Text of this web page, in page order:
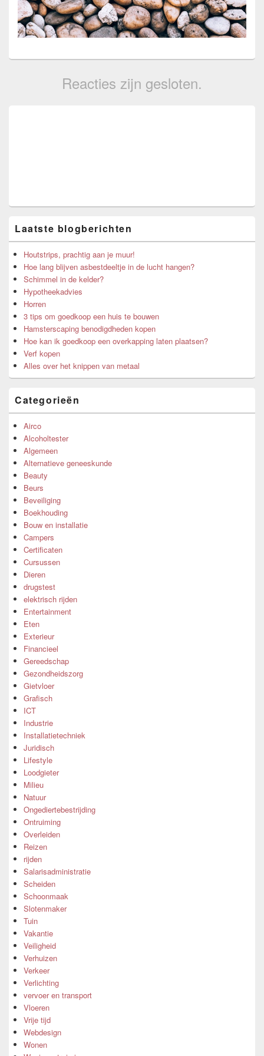
Reacties zijn gesloten.
Laatste blogberichten
Houtstrips, prachtig aan je muur!
Hoe lang blijven asbestdeeltje in de lucht hangen?
Schimmel in de kelder?
Hypotheekadvies
Horren
3 tips om goedkoop een huis te bouwen
Hamsterscaping benodigdheden kopen
Hoe kan ik goedkoop een overkapping laten plaatsen?
Verf kopen
Alles over het knippen van metaal
Categorieën
Airco
Alcoholtester
Algemeen
Alternatieve geneeskunde
Beauty
Beurs
Beveiliging
Boekhouding
Bouw en installatie
Campers
Certificaten
Cursussen
Dieren
drugstest
elektrisch rijden
Entertainment
Eten
Exterieur
Financieel
Gereedschap
Gezondheidszorg
Gietvloer
Grafisch
ICT
Industrie
Installatietechniek
Juridisch
Lifestyle
Loodgieter
Milieu
Natuur
Ongediertebestrijding
Ontruiming
Overleiden
Reizen
rijden
Salarisadministratie
Scheiden
Schoonmaak
Slotenmaker
Tuin
Vakantie
Veiligheid
Verhuizen
Verkeer
Verlichting
vervoer en transport
Vloeren
Vrije tijd
Webdesign
Wonen